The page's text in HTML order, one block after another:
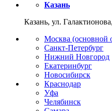
Казань
Казань, ул.
Москва (основной
Санкт-Петербург
Нижний Новгород
Екатеринбург
Новосибирск
Краснодар
Уфа
Челябинск